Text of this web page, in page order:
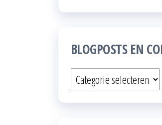
BLOGPOSTS EN
Blogposts